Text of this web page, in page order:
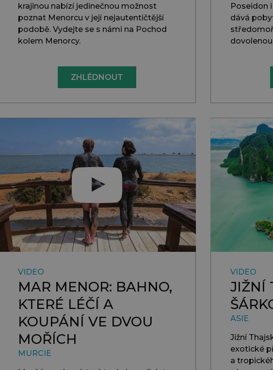
krajinou nabízí jedinečnou možnost
poznat Menorcu v její nejautentičtější
podobě. Vydejte se s námi na Pochod
kolem Menorcy.
ZHLÉDNOUT
Poseidon
dává
VIDEO
MAR MENOR: BAHNO,
KTERÉ LÉČÍ A
KOUPÁNÍ VE DVOU
MOŘÍCH
MURCIE
VIDEO
JIŽNÍ
ASIE
Jižní
exotické
a